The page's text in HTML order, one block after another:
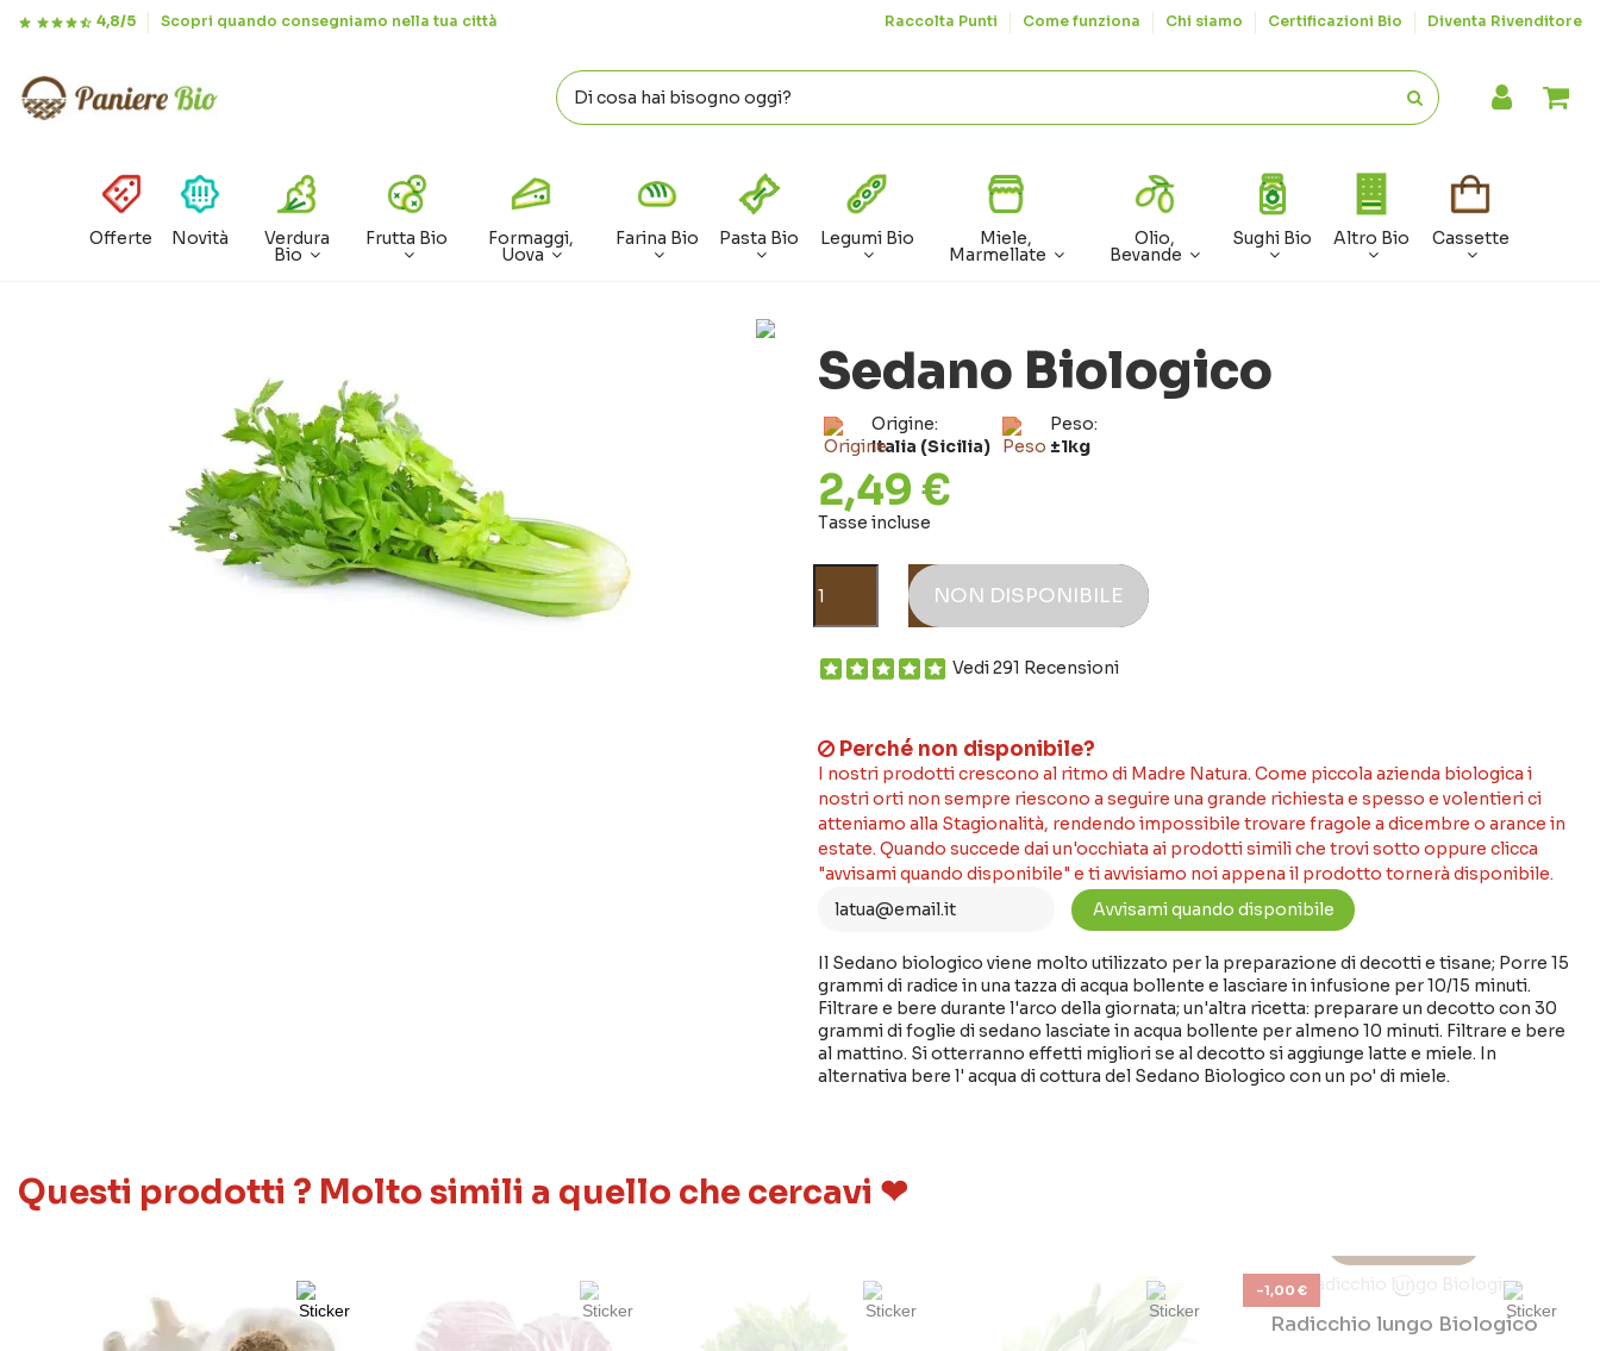
4,8/5 Scopri quando consegniamo nella tua città Raccolta Punti Come funziona Chi siamo Certificazioni Bio Diventa Rivenditore
Offerte Novità Verdura
Bio
Frutta Bio Formaggi,
Uova
Farina Bio Pasta Bio Legumi Bio Miele,
Marmellate
Olio,
Bevande
Sughi Bio Altro Bio Cassette
Sedano Biologico
Origine:
Italia (Sicilia)
Peso:
±1kg
2,49 €
Tasse incluse
NON DISPONIBILE
Vedi 291 Recensioni
Perché non disponibile?
I nostri prodotti crescono al ritmo di Madre Natura. Come piccola azienda biologica i
nostri orti non sempre riescono a seguire una grande richiesta e spesso e volentieri ci
atteniamo alla Stagionalità, rendendo impossibile trovare fragole a dicembre o arance in
estate. Quando succede dai un'occhiata ai prodotti simili che trovi sotto oppure clicca
"avvisami quando disponibile" e ti avvisiamo noi appena il prodotto tornerà disponibile.
Il Sedano biologico viene molto utilizzato per la preparazione di decotti e tisane; Porre 15
grammi di radice in una tazza di acqua bollente e lasciare in infusione per 10/15 minuti.
Filtrare e bere durante l'arco della giornata; un'altra ricetta: preparare un decotto con 30
grammi di foglie di sedano lasciate in acqua bollente per almeno 10 minuti. Filtrare e bere
al mattino. Si otterranno effetti migliori se al decotto si aggiunge latte e miele. In
alternativa bere l' acqua di cottura del Sedano Biologico con un po' di miele.
Questi prodotti ? Molto simili a quello che cercavi ❤
-1,00 €
Radicchio lungo Biologico